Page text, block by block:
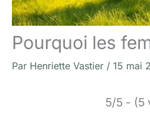
Pourquoi les
Par Henriette Vastier / 15 mai
5/5 - (5